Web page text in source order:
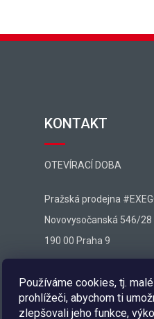
Používáme cookies, tj.
prohlížeči, abychom ti
zlepšovali jeho funkce,
KONTAKT
OTEVÍRACÍ DOBA
Pražská prodejna
Novovysočanská 546/28
190 00 Praha 9
+420 725 467 099 -